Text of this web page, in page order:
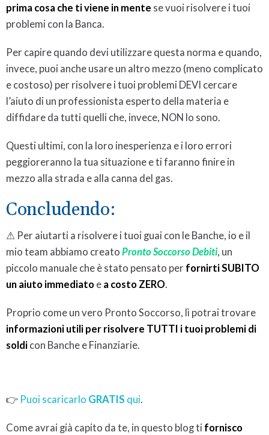
prima cosa che ti viene in mente se vuoi risolvere i tuoi
problemi con la Banca.
Per capire quando devi utilizzare questa norma e quando,
invece, puoi anche usare un altro mezzo (meno complicato
e costoso) per risolvere i tuoi problemi DEVI cercare
l’aiuto di un professionista esperto della materia e
diffidare da tutti quelli che, invece, NON lo sono.
Questi ultimi, con la loro inesperienza e i loro errori
peggioreranno la tua situazione e ti faranno finire in
mezzo alla strada e alla canna del gas.
Concludendo:
⚠ Per aiutarti a risolvere i tuoi guai con le Banche, io e il
mio team abbiamo creato Pronto Soccorso Debiti, un
piccolo manuale che è stato pensato per fornirti SUBITO
un aiuto immediato e a costo ZERO.
Proprio come un vero Pronto Soccorso, lì potrai trovare
informazioni utili per risolvere TUTTI i tuoi problemi di
soldi con Banche e Finanziarie.
👉 Puoi scaricarlo GRATIS qui.
Come avrai già capito da te, in questo blog ti fornisco